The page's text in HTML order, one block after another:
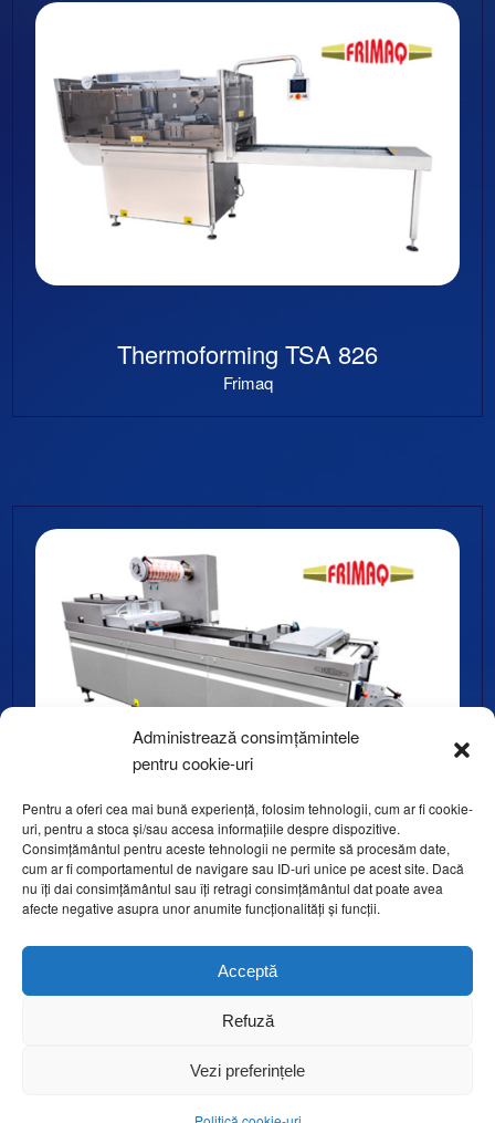
Administrează consimțămintele
pentru cookie-uri
Pentru a oferi cea mai bună experiență, folosim tehnologii, cum ar fi cookie-
uri, pentru a stoca și/sau accesa informațiile despre dispozitive.
Consimțământul pentru aceste tehnologii ne permite să procesăm date,
cum ar fi comportamentul de navigare sau ID-uri unice pe acest site. Dacă
nu îți dai consimțământul sau îți retragi consimțământul dat poate avea
afecte negative asupra unor anumite funcționalități și funcții.
Acceptă
Refuză
Vezi preferințele
Thermoforming TSA 826
Frimaq
Thermoforming – Economic
Frimaq